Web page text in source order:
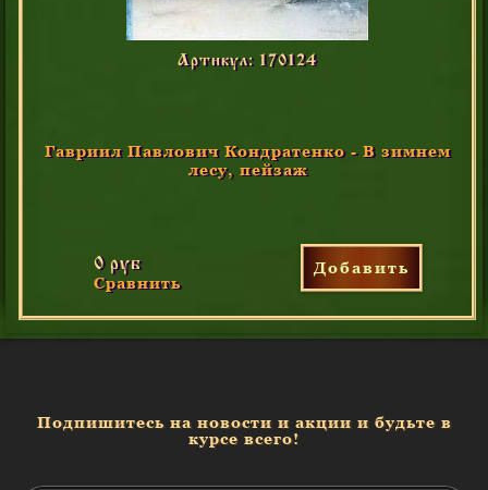
Артикул: 170124
Гавриил Павлович Кондратенко - В зимнем
лесу, пейзаж
0 руб
Сравнить
Добавить
Подпишитесь на новости и акции и будьте в
курсе всего!